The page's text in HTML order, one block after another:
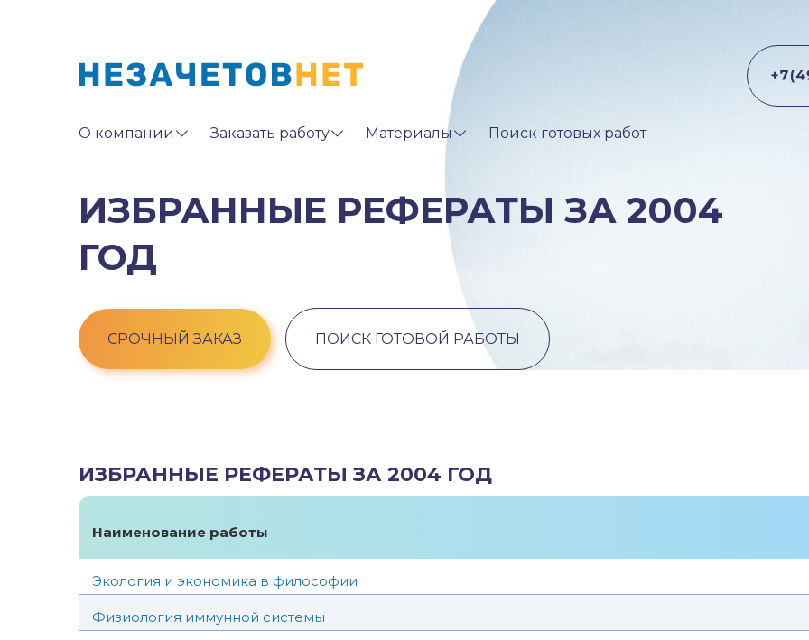
О компании Заказать работу Материалы Поиск готовых работ
ИЗБРАННЫЕ РЕФЕРАТЫ ЗА 2004
ГОД
СРОЧНЫЙ ЗАКАЗ ПОИСК ГОТОВОЙ РАБОТЫ
ИЗБРАННЫЕ РЕФЕРАТЫ ЗА 2004 ГОД
Наименование работы
Экология и экономика в философии
Физиология иммунной системы